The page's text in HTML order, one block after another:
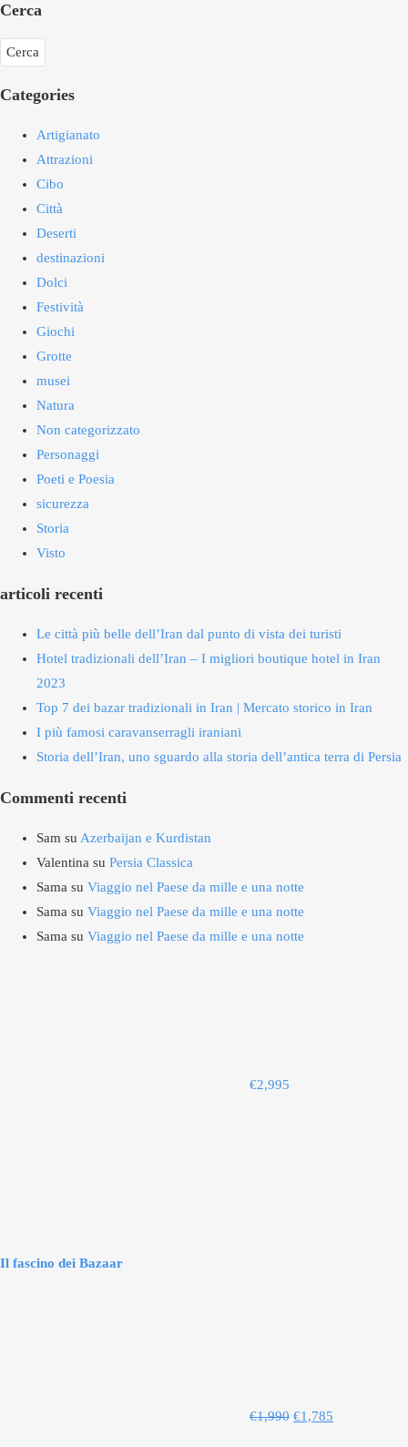
Cerca
Categories
Artigianato
Attrazioni
Cibo
Città
Deserti
destinazioni
Dolci
Festività
Giochi
Grotte
musei
Natura
Non categorizzato
Personaggi
Poeti e Poesia
sicurezza
Storia
Visto
articoli recenti
Le città più belle dell’Iran dal punto di vista dei turisti
Hotel tradizionali dell’Iran – I migliori boutique hotel in Iran
2023
Top 7 dei bazar tradizionali in Iran | Mercato storico in Iran
I più famosi caravanserragli iraniani
Storia dell’Iran, uno sguardo alla storia dell’antica terra di Persia
Commenti recenti
Sam su Azerbaijan e Kurdistan
Valentina su Persia Classica
Sama su Viaggio nel Paese da mille e una notte
Sama su Viaggio nel Paese da mille e una notte
Sama su Viaggio nel Paese da mille e una notte
€2,995
Il fascino dei Bazaar
€1,990 €1,785